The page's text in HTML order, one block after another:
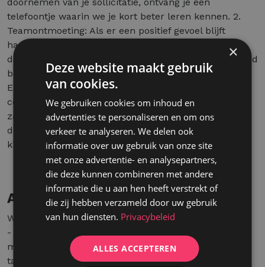
telefoontje waarin we je kort beter leren kennen. 2.
Teamontmoeting: Als er een positief gevoel blijft
hangen, plannen we ontmoetingen met het team op
de locatie waarin je interesse hebt. Zo krijg je een goed
beeld van de functie en onze werkwijze. 3.
Eindgesprek: De laatste stap bestaat uit enkele
competentietesten en een gesprek met een van onze
zaakvoerders op ons hoofdkantoor in Kontich. Binnen
de week mag je onze finale feedback verwachten. We
kijken ernaar uit om je te leren kennen!
Aanbod
Wat bieden wij jou?
- Een aantrekkelijk maandelijks loon met bonussen,
maaltijd- en ecocheques en hospitalisatie- en
tandzorgverzekering.
×
Deze website maakt gebruik
van cookies.
We gebruiken cookies om inhoud en
advertenties te personaliseren en om ons
verkeer te analyseren. We delen ook
informatie over uw gebruik van onze site
met onze advertentie- en analysepartners,
die deze kunnen combineren met andere
informatie die u aan hen heeft verstrekt of
die zij hebben verzameld door uw gebruik
van hun diensten. Privacybeleid
ALLES ACCEPTEREN